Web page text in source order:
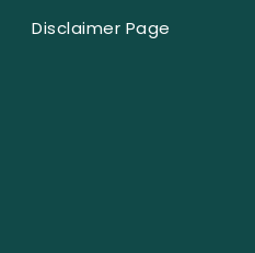
Disclaimer Page